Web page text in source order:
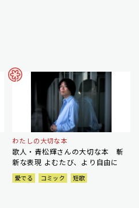
わたしの大切な本
歌人・青松輝さんの大切な本 斬
新な表現 よむたび、より自由に
愛でる コミック 短歌